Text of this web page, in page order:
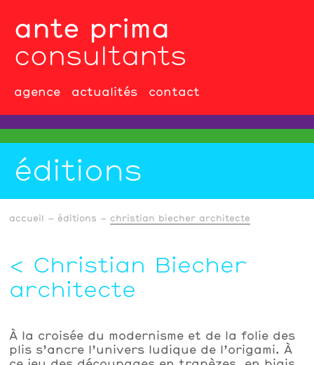
ante prima
consultants
agence actualités contact
éditions
accueil éditions christian biecher architecte
Christian Biecher
architecte
À la croisée du modernisme et de la folie des
plis s’ancre l’univers ludique de l’origami. À